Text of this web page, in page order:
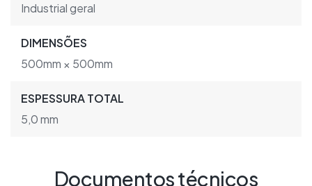
Industrial geral
DIMENSÕES
500mm × 500mm
ESPESSURA TOTAL
5,0 mm
Documentos técnicos